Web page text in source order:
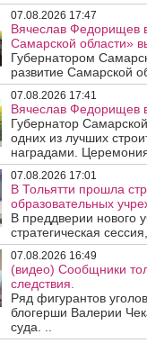
07.08.2026 17:47
Вячеслав Федорищев
Самарской области»
Губернатором
развитие Самарской
07.08.2026 17:41
Вячеслав Федорищев
Губернатор
одних из лучших
наградами.
07.08.2026 17:01
В Тольятти прошла
образовательных
В преддверии нового
стратегическая
07.08.2026 16:49
(видео) Сообщники
следствия.
Ряд фигурантов
блогерши Валерии
суда. ..